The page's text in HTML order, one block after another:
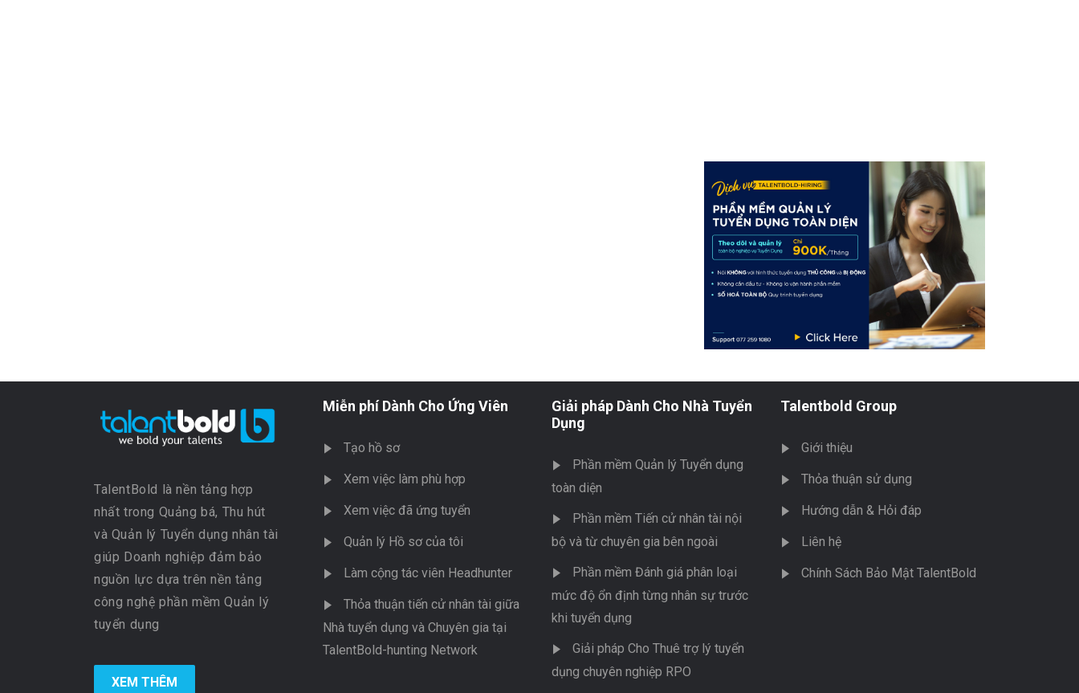
TalentBold là nền tảng hợp
nhất trong Quảng bá, Thu hút
và Quản lý Tuyển dụng nhân tài
giúp Doanh nghiệp đảm bảo
nguồn lực dựa trên nền tảng
công nghệ phần mềm Quản lý
tuyển dụng
XEM THÊM
Miễn phí Dành Cho Ứng Viên
Tạo hồ sơ
Xem việc làm phù hợp
Xem việc đã ứng tuyển
Quản lý Hồ sơ của tôi
Làm cộng tác viên Headhunter
Thỏa thuận tiến cử nhân tài giữa
Nhà tuyển dụng và Chuyên gia tại
TalentBold-hunting Network
Giải pháp Dành Cho Nhà Tuyển
Dụng
Phần mềm Quản lý Tuyển dụng
toàn diện
Phần mềm Tiến cử nhân tài nội
bộ và từ chuyên gia bên ngoài
Phần mềm Đánh giá phân loại
mức độ ổn định từng nhân sự trước
khi tuyển dụng
Giải pháp Cho Thuê trợ lý tuyển
dụng chuyên nghiệp RPO
Talentbold Group
Giới thiệu
Thỏa thuận sử dụng
Hướng dẫn & Hỏi đáp
Liên hệ
Chính Sách Bảo Mật TalentBold